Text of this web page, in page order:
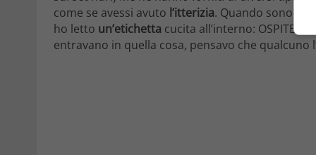
come se avessi avuto l’itterizia. Quando sono
ho letto un’etichetta cucita all’interno: OSPITE NR
entravano in quella cosa, pensavo che qualcuno